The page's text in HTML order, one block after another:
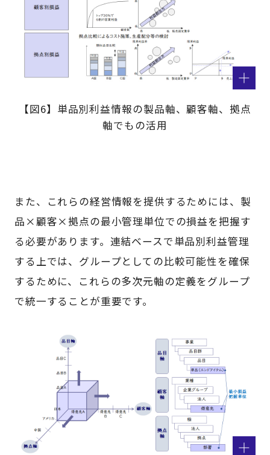
【図6】単品別利益情報の製品軸、顧客軸、拠点
軸でもの活用
また、これらの経営情報を提供するためには、製
品×顧客×拠点の最小管理単位での損益を把握す
る必要があります。連結ベースで単品別利益管理
する上では、グループとしての比較可能性を確保
するために、これらの多次元軸の定義をグループ
で統一することが重要です。